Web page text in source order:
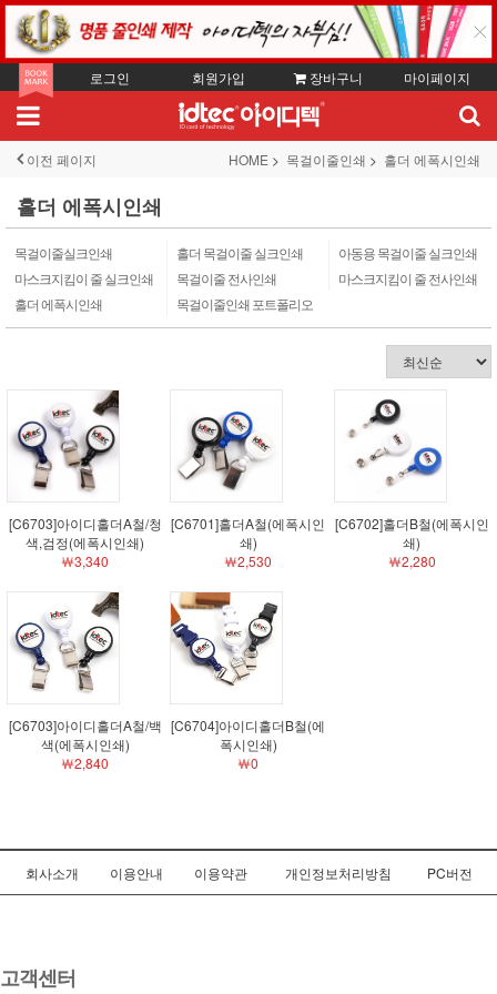
로그인 회원가입 장바구니 마이페이지
이전 페이지 HOME 목걸이줄인쇄 홀더 에폭시인쇄
홀더 에폭시인쇄
목걸이줄실크인쇄 홀더 목걸이줄 실크인쇄
아동용 목걸이줄 실크인쇄
마스크지킴이 줄 실크인쇄
목걸이줄 전사인쇄
마스크지킴이 줄 전사인쇄
홀더 에폭시인쇄
목걸이줄인쇄 포트폴리오
[C6703]아이디홀더A철/청
색,검정(에폭시인쇄)
￦3,340
[C6701]홀더A철(에폭시인
쇄)
￦2,530
[C6702]홀더B철(에폭시인
쇄)
￦2,280
[C6703]아이디홀더A철/백
색(에폭시인쇄)
￦2,840
[C6704]아이디홀더B철(에
폭시인쇄)
￦0
회사소개 이용안내 이용약관 개인정보처리방침 PC버전
고객센터